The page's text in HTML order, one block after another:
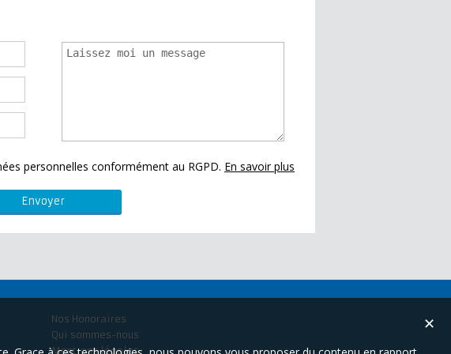
personnelles conformément au RGPD. En savoir plus
Nos Honoraires
Qui sommes-nous
Mentions légales
✕